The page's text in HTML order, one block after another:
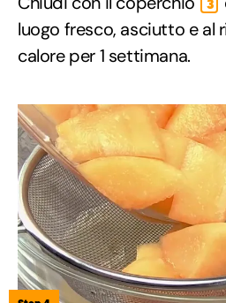
3
luogo fresco, asciutto e al
calore per 1 settimana.